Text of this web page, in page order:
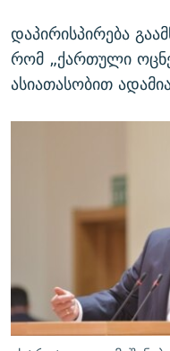
დაპირისპირება
რომ „ქართული
ასიათასობით